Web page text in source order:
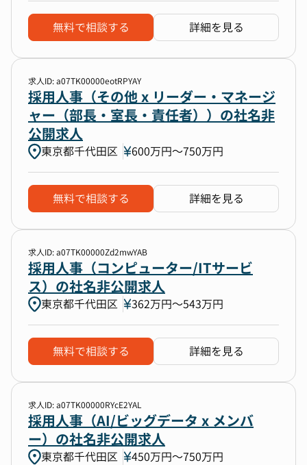
無料で相談する 詳細を見る
求人ID: a07TK00000eotRPYAY
採用人事（その他 x リーダー・マネージ
ャー（部長・室長・責任者））の社名非
公開求人
東京都千代田区 600万円〜750万円
無料で相談する 詳細を見る
求人ID: a07TK00000Zd2mwYAB
採用人事（コンピューター/ITサービ
ス）の社名非公開求人
東京都千代田区 362万円〜543万円
無料で相談する 詳細を見る
求人ID: a07TK00000RYcE2YAL
採用人事（AI/ビッグデータ x メンバ
ー）の社名非公開求人
東京都千代田区 450万円〜750万円